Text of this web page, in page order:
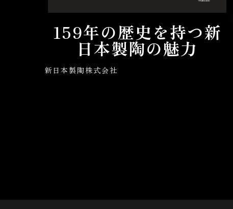
159年の歴史を持つ新
日本製陶の魅力
新日本製陶株式会社